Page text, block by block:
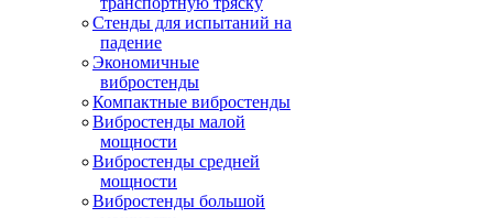
Стенды для испытаний на
падение
Экономичные
вибростенды
Компактные вибростенды
Вибростенды малой
мощности
Вибростенды средней
мощности
Вибростенды большой